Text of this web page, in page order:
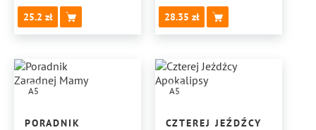
25.2
28.35
A5
PORADNIK
A5
CZTEREJ JEŹDŹCY